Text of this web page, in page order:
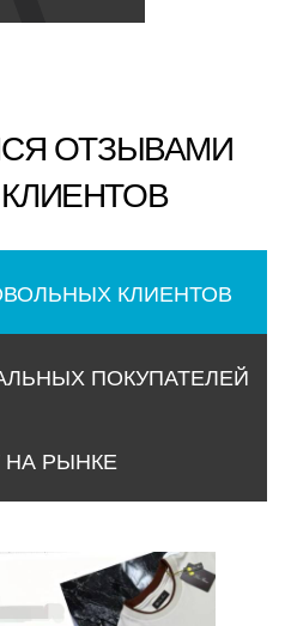
ОТЗЫВАМИ
КЛИЕНТОВ
ПОКУПАТЕЛЕЙ
НА РЫНКЕ